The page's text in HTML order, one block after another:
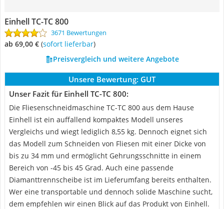
Einhell TC-TC 800
3671 Bewertungen
ab 69,00 € ( Sofort lieferbar)
Preisvergleich und weitere Angebote
Unsere Bewertung: GUT
Unser Fazit für Einhell TC-TC 800:
Die Fliesenschneidmaschine TC-TC 800 aus dem Hause
Einhell ist ein auffallend kompaktes Modell unseres
Vergleichs und wiegt lediglich 8,55 kg. Dennoch eignet sich
das Modell zum Schneiden von Fliesen mit einer Dicke von
bis zu 34 mm und ermöglicht Gehrungsschnitte in einem
Bereich von -45 bis 45 Grad. Auch eine passende
Diamanttrennscheibe ist im Lieferumfang bereits enthalten.
Wer eine transportable und dennoch solide Maschine sucht,
dem empfehlen wir einen Blick auf das Produkt von Einhell.